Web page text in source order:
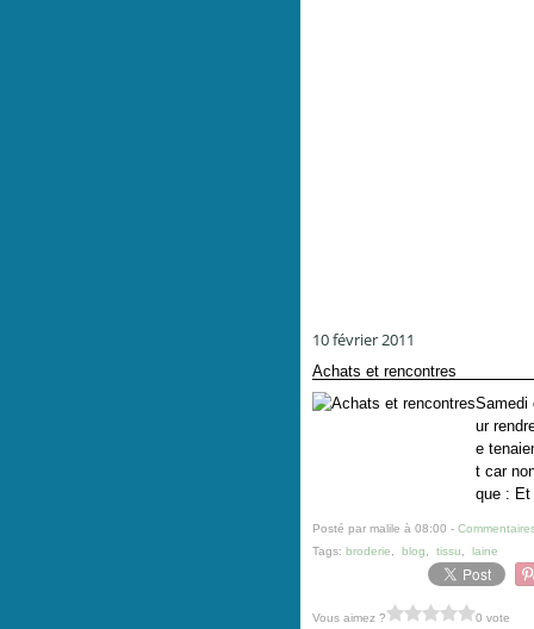
10 février 2011
Achats et rencontres
Samedi
ur
e
t car
que : Et
Posté par malile à 08:00 -
Tags: broderie blog tissu laine
Vous aimez ? 0 vote